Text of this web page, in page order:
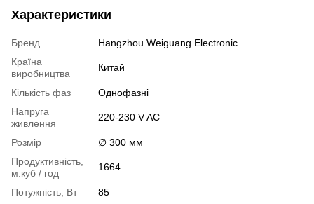
Характеристики
Бренд
Hangzhou Weiguang Electronic
Країна
виробництва
Китай
Кількість фаз
Однофазні
Напруга
живлення
220-230 V AC
Розмір
∅ 300 мм
Продуктивність,
м.куб / год
1664
Потужність, Вт
85